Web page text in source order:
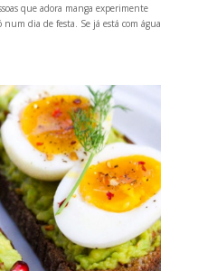
que adora manga experimente
num dia de festa. Se já está com água